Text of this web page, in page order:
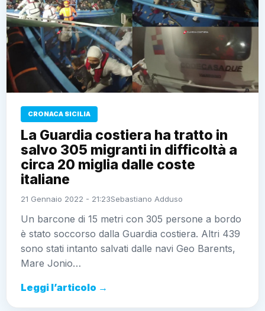
CRONACA SICILIA
La Guardia costiera ha tratto in
salvo 305 migranti in difficoltà a
circa 20 miglia dalle coste
italiane
21 Gennaio 2022 - 21:23Sebastiano Adduso
Un barcone di 15 metri con 305 persone a bordo
è stato soccorso dalla Guardia costiera. Altri 439
sono stati intanto salvati dalle navi Geo Barents,
Mare Jonio…
Leggi l’articolo →